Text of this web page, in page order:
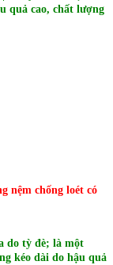
quả cao, chất lượng
nệm chống loét có
do tỳ đè; là một
kéo dài do hậu quả